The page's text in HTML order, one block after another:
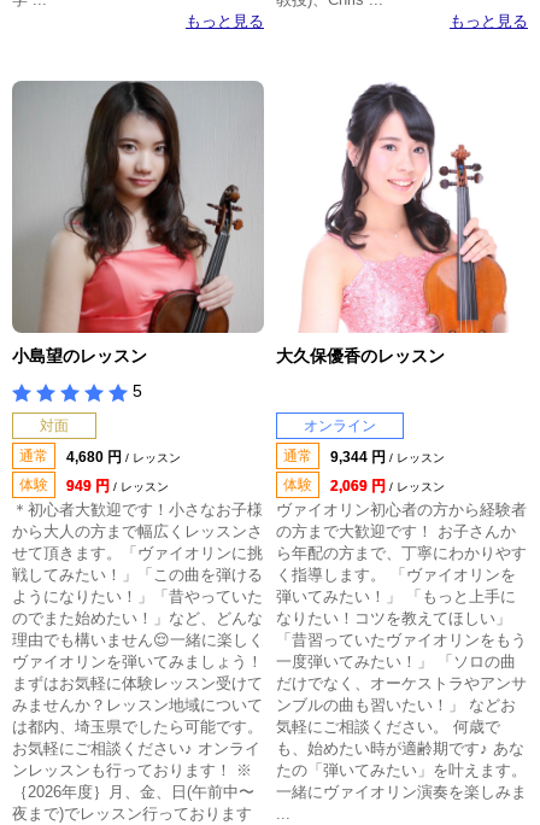
もっと見る
もっと見る
小島望のレッスン
5
対面
通常
4,680 円 / レッスン
体験 949 円 / レッスン
＊初心者大歓迎です！小さなお子様
から大人の方まで幅広くレッスンさ
せて頂きます。「ヴァイオリンに挑
戦してみたい！」「この曲を弾ける
ようになりたい！」「昔やっていた
のでまた始めたい！」など、どんな
理由でも構いません😌一緒に楽しく
ヴァイオリンを弾いてみましょう！
まずはお気軽に体験レッスン受けて
みませんか？レッスン地域について
は都内、埼玉県でしたら可能です。
お気軽にご相談ください♪ オンライ
ンレッスンも行っております！ ※
｛2026年度｝月、金、日(午前中〜
夜まで)でレッスン行っております
大久保優香のレッスン
オンライン
通常
9,344 円 / レッスン
体験 2,069 円 / レッスン
ヴァイオリン初心者の方から経験者
の方まで大歓迎です！ お子さんか
ら年配の方まで、丁寧にわかりやす
く指導します。 「ヴァイオリンを
弾いてみたい！」 「もっと上手に
なりたい！コツを教えてほしい」
「昔習っていたヴァイオリンをもう
一度弾いてみたい！」 「ソロの曲
だけでなく、オーケストラやアンサ
ンブルの曲も習いたい！」 などお
気軽にご相談ください。 何歳で
も、始めたい時が適齢期です♪ あな
たの「弾いてみたい」を叶えます。
一緒にヴァイオリン演奏を楽しみま
...